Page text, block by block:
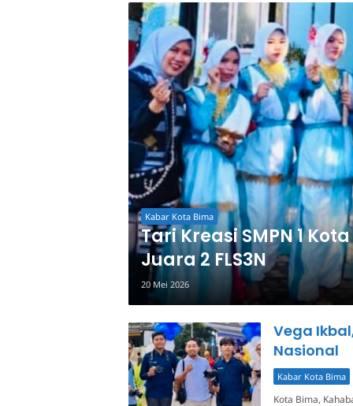
Kabar Kota Bima
Tari Kreasi SMPN 1
Juara 2 FLS3N
20 Mei 2026
Vega
Nasional
Kabar Kota Bima
Kota Bima,